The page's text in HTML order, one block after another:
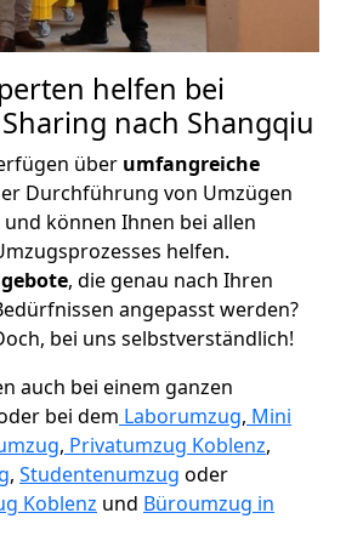
helfen bei
nach Shangqiu
über umfangreiche
Durchführung von Umzügen
können Ihnen bei allen
helfen.
, die genau nach Ihren
angepasst werden?
bei uns selbstverständlich!
auch bei einem ganzen
bei dem Laborumzug, Mini
, Privatumzug Koblenz,
, Studentenumzug oder
Koblenz und Büroumzug in